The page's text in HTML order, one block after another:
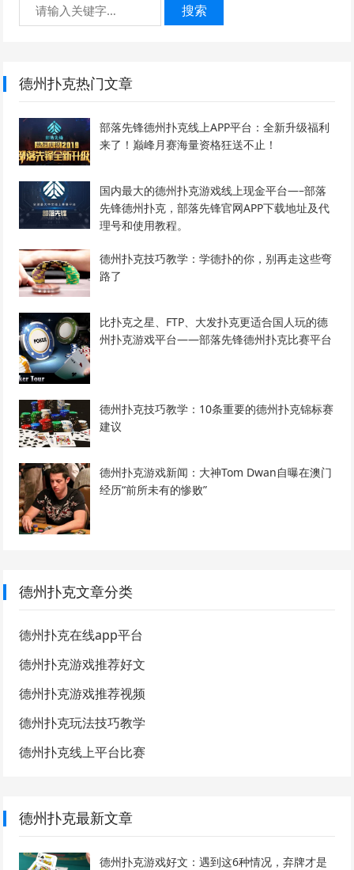
搜索
德州扑克热门文章
部落先锋德州扑克线上APP平台：全新升级福利
来了！巅峰月赛海量资格狂送不止！
国内最大的德州扑克游戏线上现金平台—–部落
先锋德州扑克，部落先锋官网APP下载地址及代
理号和使用教程。
德州扑克技巧教学：学德扑的你，别再走这些弯
路了
比扑克之星、FTP、大发扑克更适合国人玩的德
州扑克游戏平台——部落先锋德州扑克比赛平台
德州扑克技巧教学：10条重要的德州扑克锦标赛
建议
德州扑克游戏新闻：大神Tom Dwan自曝在澳门
经历“前所未有的惨败”
德州扑克文章分类
德州扑克在线app平台
德州扑克游戏推荐好文
德州扑克游戏推荐视频
德州扑克玩法技巧教学
德州扑克线上平台比赛
德州扑克最新文章
德州扑克游戏好文：遇到这6种情况，弃牌才是